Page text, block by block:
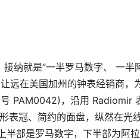
远在美国加州的钟表经销商，
PAM0042)，沿用 Radiomir
表冠、简约的面盘，纵然在光
半部是罗马数字，下半部为阿